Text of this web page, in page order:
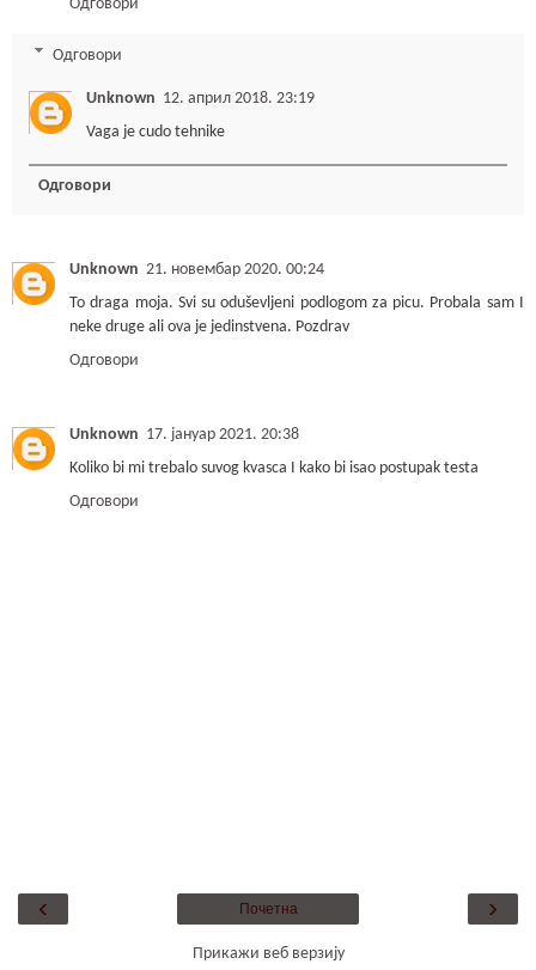
Одговори
Одговори
Unknown 12. април 2018. 23:19
Vaga je cudo tehnike
Одговори
Unknown 21. новембар 2020. 00:24
To draga moja. Svi su oduševljeni podlogom za picu. Probala sam I
neke druge ali ova je jedinstvena. Pozdrav
Одговори
Unknown 17. јануар 2021. 20:38
Koliko bi mi trebalo suvog kvasca I kako bi isao postupak testa
Одговори
‹ ›
Почетна
Прикажи веб верзију